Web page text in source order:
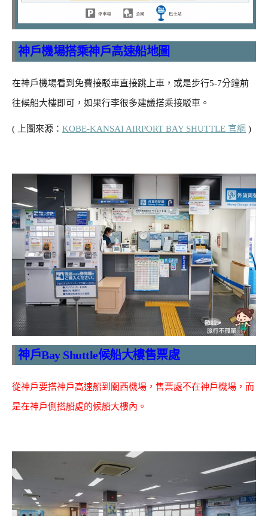
神戶機場搭乘神戶高速船地圖
在神戶機場看到免費接駁車直接跳上車，或是步行5-7分鐘前
往候船大樓即可，如果行李很多建議搭乘接駁車。
( 上圖來源： KOBE-KANSAI AIRPORT BAY SHUTTLE 官網 )
神戶Bay Shuttle候船大樓售票處
從神戶要搭神戶高速船到關西機場，售票處不在神戶機場，而
是在神戶側搭船處的候船大樓內。